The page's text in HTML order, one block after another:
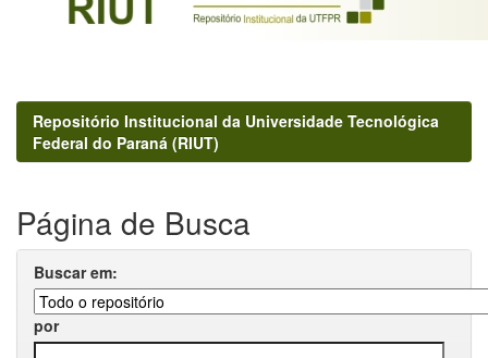
Repositório Institucional da Universidade Tecnológica
Federal do Paraná (RIUT)
Página de Busca
Buscar em:
por